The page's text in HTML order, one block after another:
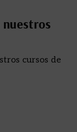
cursos de